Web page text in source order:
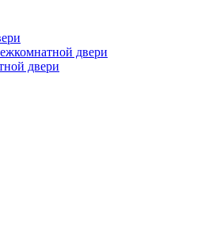
двери
двери